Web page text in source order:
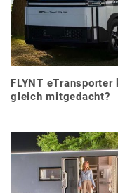
FLYNT
gleich mitgedacht?